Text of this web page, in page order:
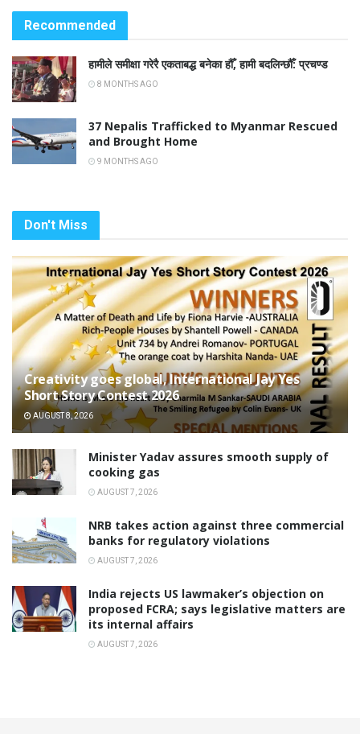
Recommended
हामीले समीक्षा गरेरै एकताबद्ध बनेका हौँ, हामी बदलिन्छौँ: प्रचण्ड
8 MONTHS AGO
37 Nepalis Trafficked to Myanmar Rescued
and Brought Home
9 MONTHS AGO
Don't Miss
Creativity goes global, International Jay Yes
Short Story Contest 2026
AUGUST 8, 2026
Minister Yadav assures smooth supply of
cooking gas
AUGUST 7, 2026
NRB takes action against three commercial
banks for regulatory violations
AUGUST 7, 2026
India rejects US lawmaker’s objection on
proposed FCRA; says legislative matters are
its internal affairs
AUGUST 7, 2026